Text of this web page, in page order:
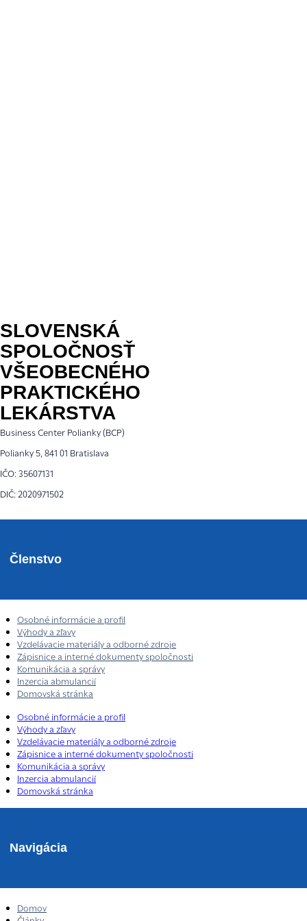
SLOVENSKÁ
SPOLOČNOSŤ
VŠEOBECNÉHO
PRAKTICKÉHO
LEKÁRSTVA
Business Center Polianky (BCP)
Polianky 5, 841 01 Bratislava
IČO: 35607131
DIČ: 2020971502
Členstvo
Osobné informácie a profil
Výhody a zľavy
Vzdelávacie materiály a odborné zdroje
Zápisnice a interné dokumenty spoločnosti
Komunikácia a správy
Inzercia abmulancií
Domovská stránka
Osobné informácie a profil
Výhody a zľavy
Vzdelávacie materiály a odborné zdroje
Zápisnice a interné dokumenty spoločnosti
Komunikácia a správy
Inzercia abmulancií
Domovská stránka
Navigácia
Domov